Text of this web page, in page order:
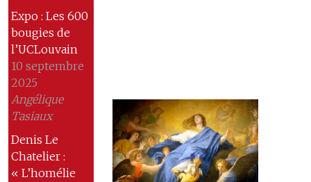
Expo : Les 600
bougies de
l’UCLouvain
10 septembre
2025
Angélique
Tasiaux
Denis Le
Chatelier :
« L’homélie